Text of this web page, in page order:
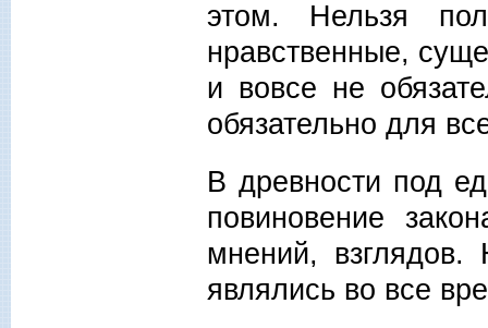
этом. Нельзя
нравственные,
и вовсе не
обязательно для
В древности под
повиновение
мнений,
являлись во все